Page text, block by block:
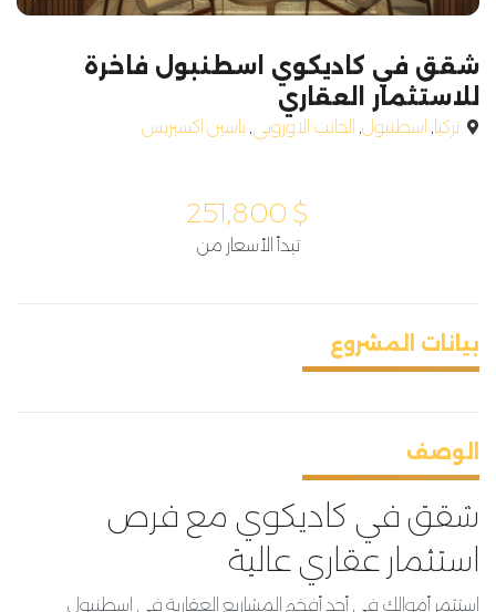
شقق في كاديكوي اسطنبول فاخرة
للاستثمار العقاري
تركيا,اسطنبول, الجانب الاوروبي, باسين اكسبريس
$
251,800
تبدأ الأسعار من
بيانات المشروع
الوصف
شقق في كاديكوي مع فرص
استثمار عقاري عالية
استثمر أموالك في أحد أفخم المشاريع العقارية في اسطنبول